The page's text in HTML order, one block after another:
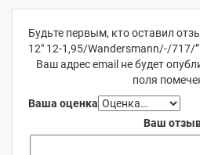
Будьте первым, кто оставил
12″ 12-1,95/Wandersmann/-/717/”
Ваш адрес email не будет
поля
Ваша оценка
Ваш